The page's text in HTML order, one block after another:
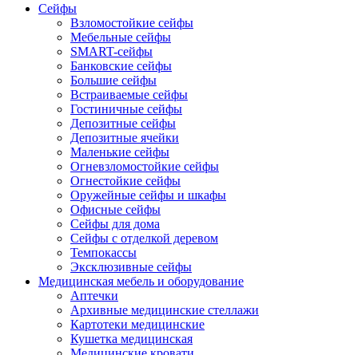
Сейфы
Взломостойкие сейфы
Мебельные сейфы
SMART-сейфы
Банковские сейфы
Большие сейфы
Встраиваемые сейфы
Гостиничные сейфы
Депозитные сейфы
Депозитные ячейки
Маленькие сейфы
Огневзломостойкие сейфы
Огнестойкие сейфы
Оружейные сейфы и шкафы
Офисные сейфы
Сейфы для дома
Сейфы с отделкой деревом
Темпокассы
Эксклюзивные сейфы
Медицинская мебель и оборудование
Аптечки
Архивные медицинские стеллажи
Картотеки медицинские
Кушетка медицинская